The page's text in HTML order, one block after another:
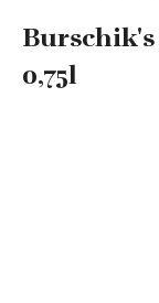
Burschik's
0,75l